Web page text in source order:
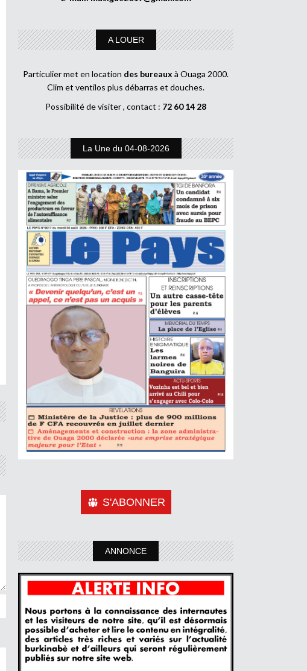
A LOUER
Particulier met en location des bureaux à Ouaga 2000.
Clim et ventilos plus débarras et douches.
Possibilité de visiter , contact : 72 60 14 28
La Une du 04-08-2026
S'ABONNER
ANNONCE